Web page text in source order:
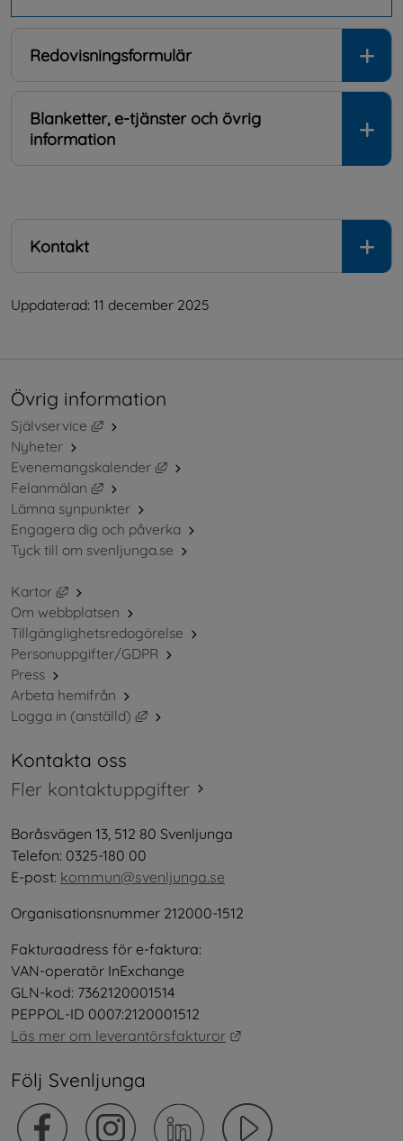
Redovisningsformulär
Blanketter, e-tjänster och övrig
information
Kontakt
Uppdaterad: 11 december 2025
Övrig information
Självservice
Länk till annan webbplats, öppnas i nytt fönster.
Nyheter
Evenemangskalender
Länk till annan webbplats, öppnas i
Felanmälan
Länk till annan webbplats, öppnas i nytt fönster.
Lämna synpunkter
Engagera dig och påverka
Tyck till om svenljunga.se
Kartor
Länk till annan webbplats, öppnas i nytt fönster.
Om webbplatsen
Tillgänglighetsredogörelse
Personuppgifter/GDPR
Press
Arbeta hemifrån
Logga in (anställd)
Länk till annan webbplats, öppnas i nytt
Kontakta oss
Fler kontaktuppgifter
Boråsvägen 13, 512 80 Svenljunga
Telefon: 0325-180 00
E-post: kommun@svenljunga.se
Organisationsnummer 212000-1512
Fakturaadress för e-faktura:
VAN-operatör InExchange
GLN-kod: 7362120001514
PEPPOL-ID 0007:2120001512
Läs mer om leverantörsfakturor
Följ Svenljunga